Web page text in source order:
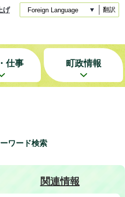
げ 翻訳
仕事 町政情報
ワード検索
関連情報